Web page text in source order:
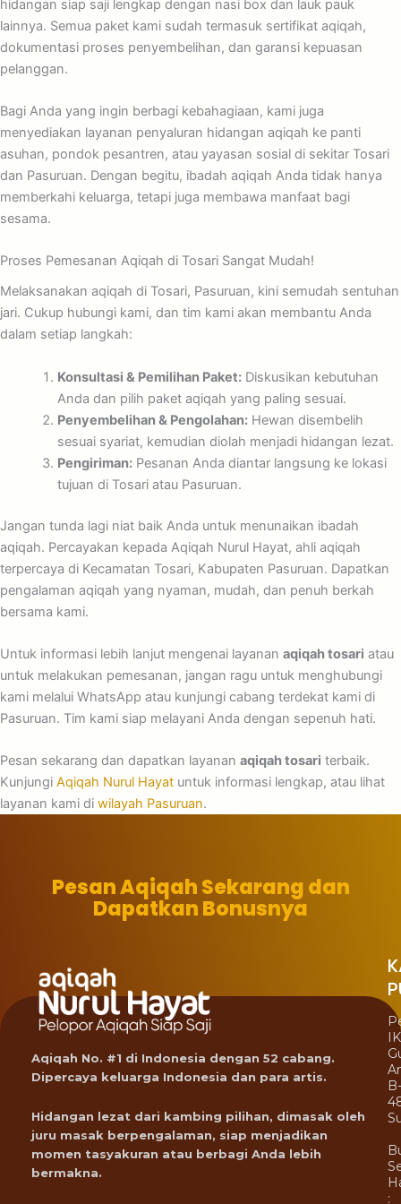
hidangan siap saji lengkap dengan nasi box dan lauk pauk
lainnya. Semua paket kami sudah termasuk sertifikat aqiqah,
dokumentasi proses penyembelihan, dan garansi kepuasan
pelanggan.
Bagi Anda yang ingin berbagi kebahagiaan, kami juga
menyediakan layanan penyaluran hidangan aqiqah ke panti
asuhan, pondok pesantren, atau yayasan sosial di sekitar Tosari
dan Pasuruan. Dengan begitu, ibadah aqiqah Anda tidak hanya
memberkahi keluarga, tetapi juga membawa manfaat bagi
sesama.
Proses Pemesanan Aqiqah di Tosari Sangat Mudah!
Melaksanakan aqiqah di Tosari, Pasuruan, kini semudah sentuhan
jari. Cukup hubungi kami, dan tim kami akan membantu Anda
dalam setiap langkah:
Konsultasi & Pemilihan Paket:Diskusikan kebutuhan
Anda dan pilih paket aqiqah yang paling sesuai.
Penyembelihan & Pengolahan:Hewan disembelih
sesuai syariat, kemudian diolah menjadi hidangan lezat.
Pengiriman:Pesanan Anda diantar langsung ke lokasi
tujuan di Tosari atau Pasuruan.
Jangan tunda lagi niat baik Anda untuk menunaikan ibadah
aqiqah. Percayakan kepada Aqiqah Nurul Hayat, ahli aqiqah
terpercaya di Kecamatan Tosari, Kabupaten Pasuruan. Dapatkan
pengalaman aqiqah yang nyaman, mudah, dan penuh berkah
bersama kami.
Untuk informasi lebih lanjut mengenai layanan aqiqah tosari atau
untuk melakukan pemesanan, jangan ragu untuk menghubungi
kami melalui WhatsApp atau kunjungi cabang terdekat kami di
Pasuruan. Tim kami siap melayani Anda dengan sepenuh hati.
Pesan sekarang dan dapatkan layanan aqiqah tosari terbaik.
Kunjungi Aqiqah Nurul Hayat untuk informasi lengkap, atau lihat
layanan kami di wilayah Pasuruan.
Pesan Aqiqah Sekarang dan
Dapatkan Bonusnya
Aqiqah No. #1 di Indonesia dengan 52 cabang.
Dipercaya keluarga Indonesia dan para artis.
Hidangan lezat dari kambing pilihan, dimasak oleh
juru masak berpengalaman, siap menjadikan
momen tasyakuran atau berbagi Anda lebih
bermakna.
B-
: